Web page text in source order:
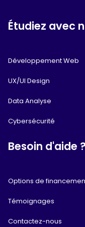
Étudiez avec
Développement Web
UX/UI Design
Data Analyse
Cybersécurité
Besoin d'aide ?
Options de
Témoignages
Contactez-nous